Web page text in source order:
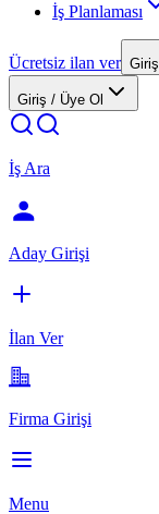
İş Planlaması
Ücretsiz ilan ver
Giriş / Üye Ol
İş Ara
Aday Girişi
İlan Ver
Firma Girişi
Menu